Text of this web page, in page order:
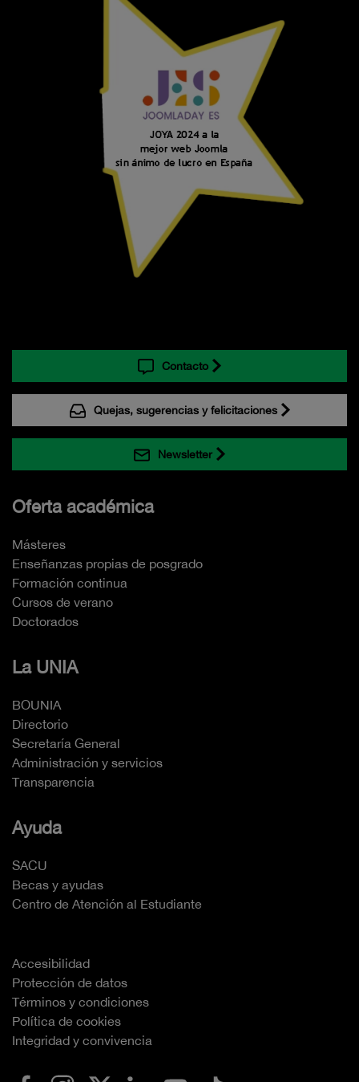
Contacto
Quejas, sugerencias y felicitaciones
Newsletter
Oferta académica
Másteres
Enseñanzas propias de posgrado
Formación continua
Cursos de verano
Doctorados
La UNIA
BOUNIA
Directorio
Secretaría General
Administración y servicios
Transparencia
Ayuda
SACU
Becas y ayudas
Centro de Atención al Estudiante
Accesibilidad
Protección de datos
Términos y condiciones
Política de cookies
Integridad y convivencia